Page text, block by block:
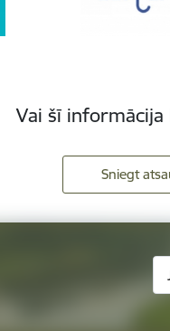
Vai šī informācija
Sniegt